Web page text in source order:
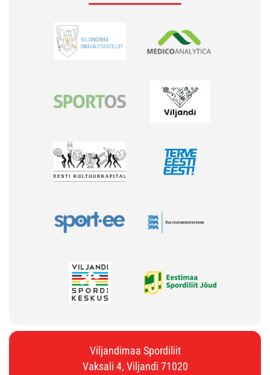
Viljandimaa Spordiliit
Vaksali 4, Viljandi 71020